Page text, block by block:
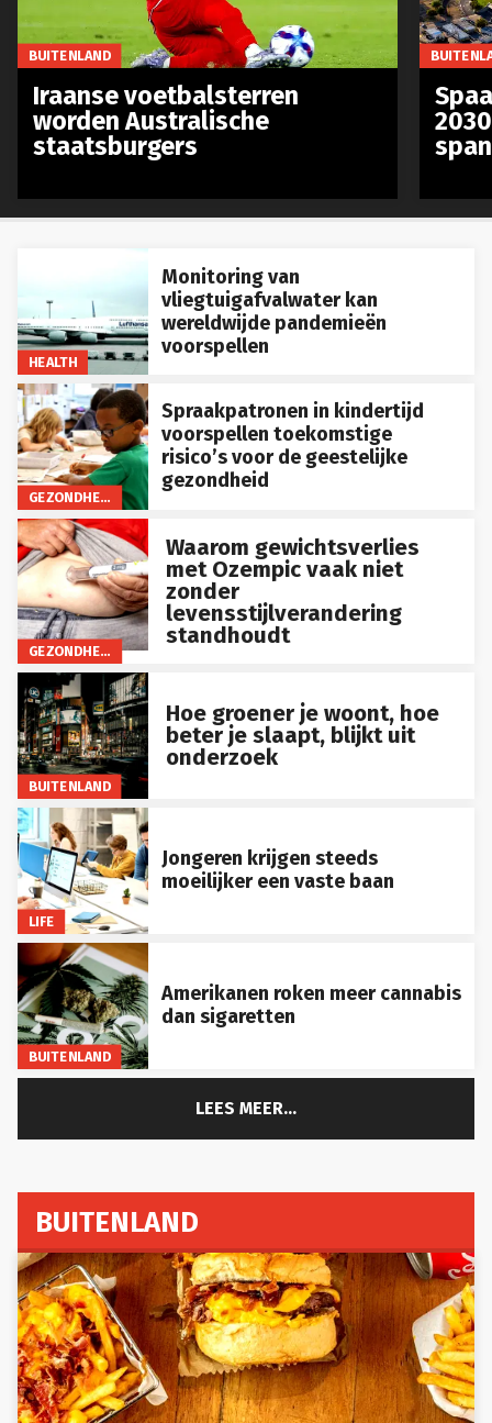
HEALTH
Monitoring van
vliegtuigafvalwater kan
wereldwijde pandemieën
voorspellen
GEZONDHEID
Spraakpatronen in kindertijd
voorspellen toekomstige
risico’s voor de geestelijke
gezondheid
GEZONDHEID
Waarom gewichtsverlies
met Ozempic vaak niet
zonder
levensstijlverandering
standhoudt
BUITENLAND
Hoe groener je woont, hoe
beter je slaapt, blijkt uit
onderzoek
LIFE
Jongeren krijgen steeds
moeilijker een vaste baan
BUITENLAND
Amerikanen roken meer cannabis
dan sigaretten
BUITENLAND
Iraanse voetbalsterren
worden Australische
staatsburgers
LEES MEER...
BUITENLAND